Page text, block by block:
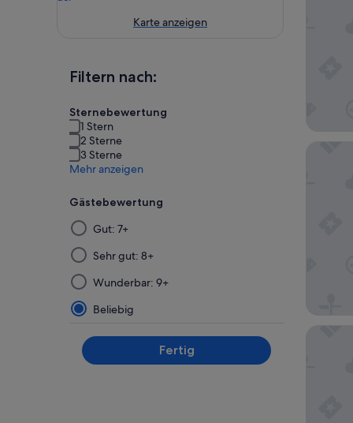
Karte anzeigen
Filtern nach:
Sternebewertung
1 Stern
2 Sterne
3 Sterne
Mehr anzeigen
Gästebewertung
Die
Ergebnisse
werden
nach
der
Auswahl
und
Anwendung
eines
Gut: 7+
Sehr gut: 8+
Wunderbar: 9+
Beliebig
Fertig